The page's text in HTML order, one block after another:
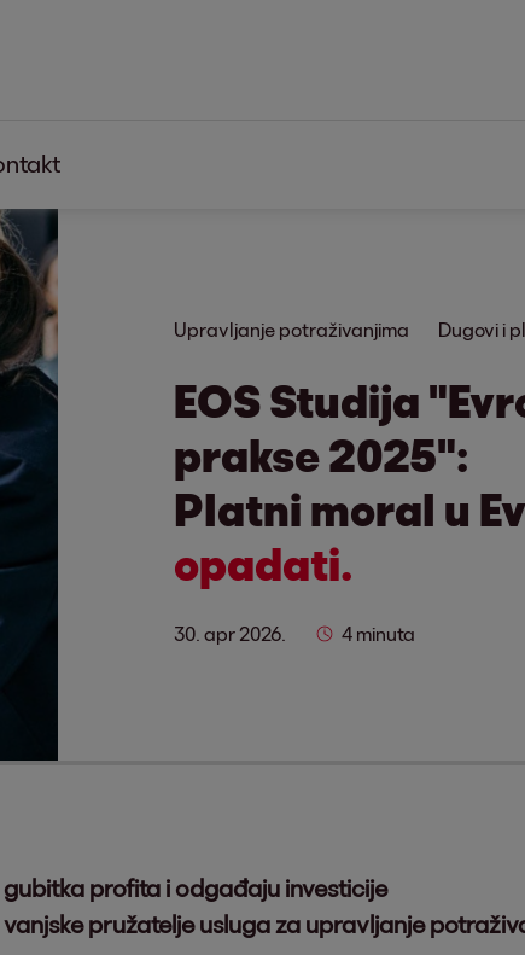
Upravljanje potraživanjima Dugovi i
EOS Studija
prakse 2025":
Platni moral u
opadati.
30. apr 2026. 4 minuta
profita i odgađaju investicije
pružatelje usluga za upravljanje